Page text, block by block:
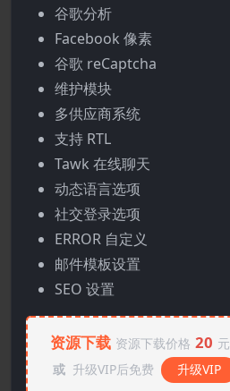
谷歌分析
Facebook 像素
谷歌 reCaptcha
维护模块
多供应商系统
支持 RTL
Tawk 在线聊天
动态语言选项
社交登录选项
ERROR 自定义
邮件模板设置
SEO 设置
资源下载 资源下载价格 20 元
或 升级VIP后免费 升级VIP